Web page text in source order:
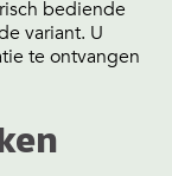
bediende
variant. U
te ontvangen